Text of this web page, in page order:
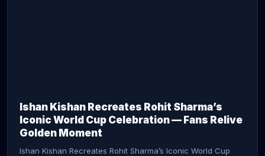
Ishan Kishan Recreates Rohit Sharma’s
Iconic World Cup Celebration — Fans Relive
Golden Moment
Ishan Kishan Recreates Rohit Sharma’s Iconic World Cup